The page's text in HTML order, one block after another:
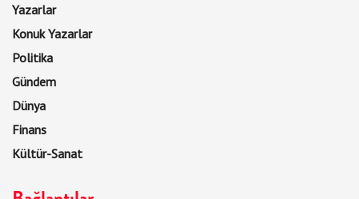
Yazarlar
Konuk Yazarlar
Politika
Gündem
Dünya
Finans
Kültür-Sanat